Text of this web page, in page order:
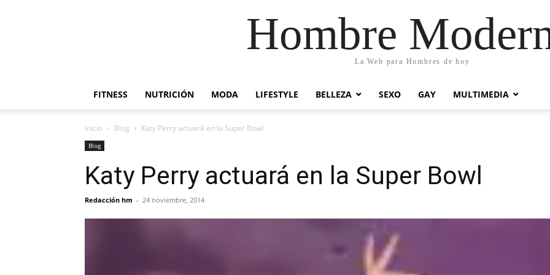
Hombre
La Web para Hombres de hoy
FITNESS NUTRICIÓN MODA LIFESTYLE BELLEZA SEXO GAY MULTIMEDIA
Inicio Blog Katy Perry actuará en la Super Bowl
Blog
Katy Perry actuará en la Super Bowl
Redacción hm - 24 noviembre, 2014